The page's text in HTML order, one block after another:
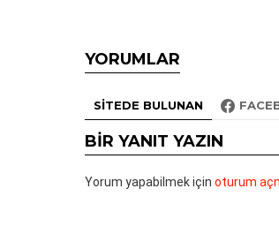
YORUMLAR
SITEDE BULUNAN
BIR YANIT YAZIN
Yorum yapabilmek için oturum